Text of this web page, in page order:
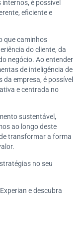
é possível
eficiente e
que caminhos
do cliente, da
negócio. Ao entender
de inteligência de
empresa, é possível
e centrada no
sustentável,
ao longo deste
transformar a forma
no seu
e descubra